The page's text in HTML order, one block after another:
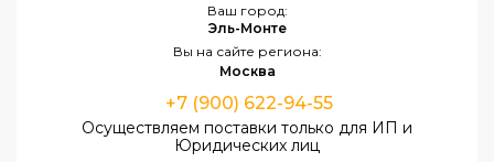
Ваш город:
Эль-Монте
Вы на сайте региона:
Москва
+7 (900) 622-94-55
Осуществляем поставки только для ИП и
Юридических лиц